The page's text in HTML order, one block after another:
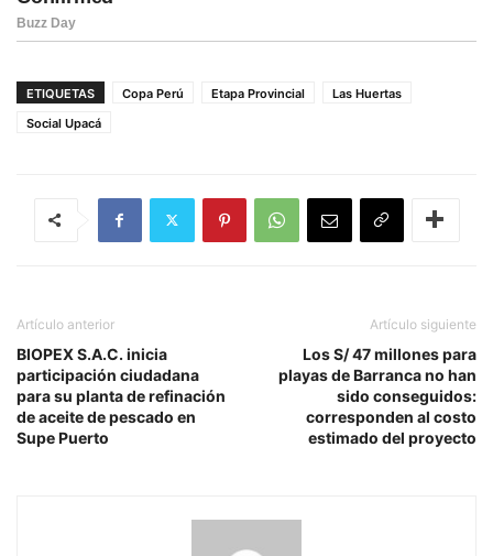
ETIQUETAS Copa Perú Etapa Provincial
Las Huertas
Social Upacá
Artículo anterior
BIOPEX S.A.C. inicia
participación ciudadana
para su planta de refinación
de aceite de pescado en
Supe Puerto
Artículo siguiente
Los S/ 47 millones para
playas de Barranca no han
sido conseguidos:
corresponden al costo
estimado del proyecto